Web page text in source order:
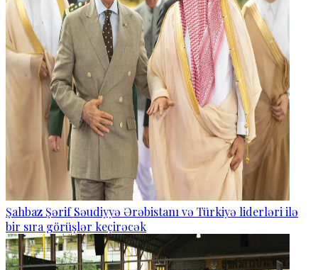
Şahbaz Şərif Səudiyyə Ərəbistanı və Türkiyə liderləri ilə
bir sıra görüşlər keçirəcək